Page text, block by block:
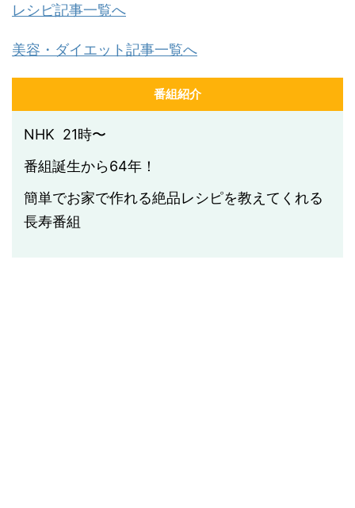
レシピ記事一覧へ
美容・ダイエット記事一覧へ
番組紹介
NHK 21時〜
番組誕生から64年！
簡単でお家で作れる絶品レシピを教えてくれる
長寿番組